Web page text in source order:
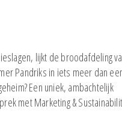
lijkt de broodafdeling
Pandriks in iets meer dan
Een uniek, ambachtelijk
met Marketing &